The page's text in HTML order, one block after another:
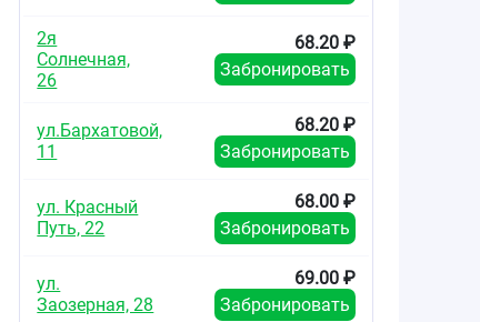
2я
Солнечная,
26
68.20 ₽
Забронировать
ул.Бархатовой,
11
68.20 ₽
Забронировать
ул. Красный
Путь, 22
68.00 ₽
Забронировать
ул.
Заозерная, 28
69.00 ₽
Забронировать